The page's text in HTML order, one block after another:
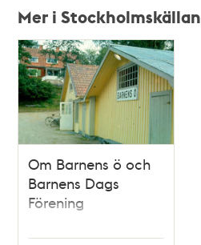
Mer i Stockholmskällan
Relaterade
poster
och
teman
Om Barnens ö och
Barnens Dags
Förening